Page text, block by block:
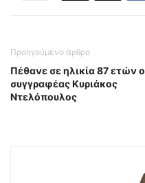
Προηγούμενο άρθρο
Πέθανε σε ηλικία 87 ετών ο
συγγραφέας Κυριάκος
Ντελόπουλος